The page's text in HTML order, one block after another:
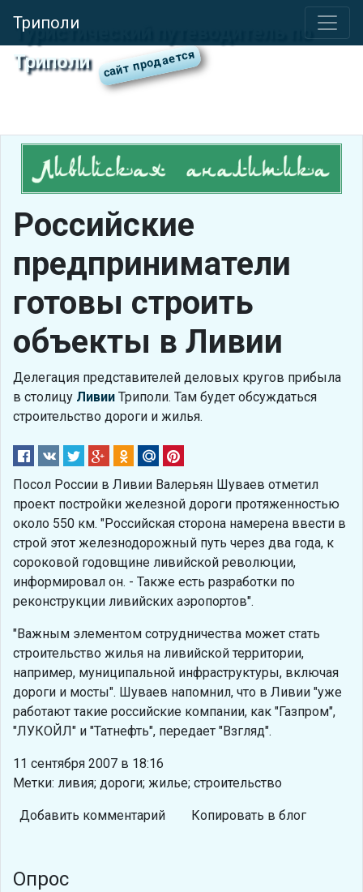
Триполи
Туристический путеводитель по
Триполи
Российские
предприниматели
готовы строить
объекты в Ливии
Делегация представителей деловых кругов прибыла
в столицу Ливии Триполи. Там будет обсуждаться
строительство дороги и жилья.
Посол России в Ливии Валерьян Шуваев отметил
проект постройки железной дороги протяженностью
около 550 км. "Российская сторона намерена ввести в
строй этот железнодорожный путь через два года, к
сороковой годовщине ливийской революции,
информировал он. - Также есть разработки по
реконструкции ливийских аэропортов".
"Важным элементом сотрудничества может стать
строительство жилья на ливийской территории,
например, муниципальной инфраструктуры, включая
дороги и мосты". Шуваев напомнил, что в Ливии "уже
работают такие российские компании, как "Газпром",
"ЛУКОЙЛ" и "Татнефть", передает "Взгляд".
11 сентября 2007 в 18:16
Метки: ливия; дороги; жилье; строительство
Добавить комментарий Копировать в блог
Опрос